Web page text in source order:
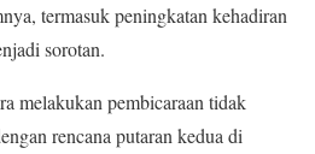
termasuk peningkatan kehadiran
sorotan.
melakukan pembicaraan tidak
rencana putaran kedua di